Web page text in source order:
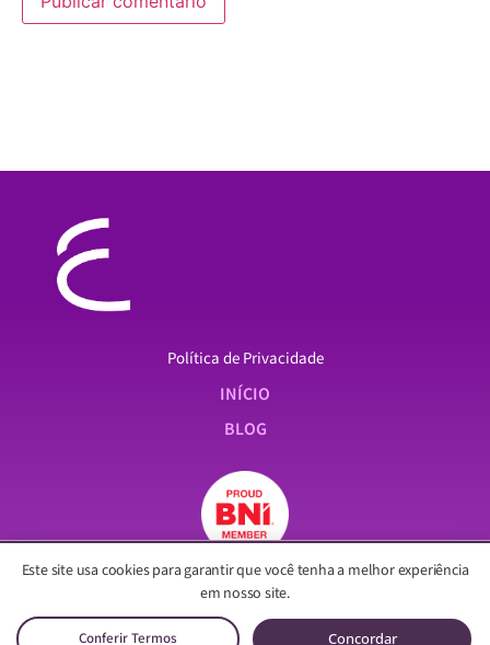
Política de Privacidade
INÍCIO
BLOG
© 2024 Ellever | Todos os direitos reservados
Este site usa cookies para garantir que você tenha a melhor experiência
em nosso site.
Conferir Termos Concordar